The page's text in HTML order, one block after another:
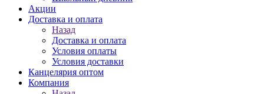
Акции
Доставка и оплата
Назад
Доставка и оплата
Условия оплаты
Условия доставки
Канцелярия оптом
Компания